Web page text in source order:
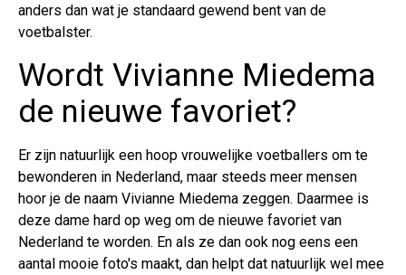
anders dan wat je standaard gewend bent van de
voetbalster.
Wordt Vivianne Miedema
de nieuwe favoriet?
Er zijn natuurlijk een hoop vrouwelijke voetballers om te
bewonderen in Nederland, maar steeds meer mensen
hoor je de naam Vivianne Miedema zeggen. Daarmee is
deze dame hard op weg om de nieuwe favoriet van
Nederland te worden. En als ze dan ook nog eens een
aantal mooie foto's maakt, dan helpt dat natuurlijk wel mee